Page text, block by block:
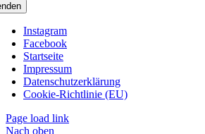
Instagram
Facebook
Startseite
Impressum
Datenschutzerklärung
Cookie-Richtlinie (EU)
Page load link
Nach oben